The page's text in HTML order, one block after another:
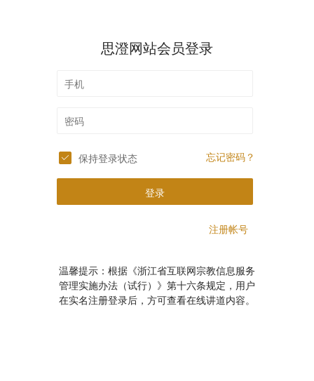
思澄网站会员登录
保持登录状态 忘记密码？
登录
注册帐号
温馨提示：根据《浙江省互联网宗教信息服务
管理实施办法（试行）》第十六条规定，用户
在实名注册登录后，方可查看在线讲道内容。